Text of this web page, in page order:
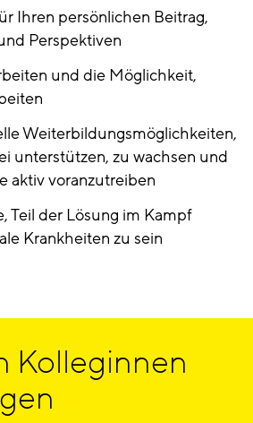
Ihren persönlichen Beitrag,
Perspektiven
und die Möglichkeit,
Weiterbildungsmöglichkeiten,
unterstützen, zu wachsen und
aktiv voranzutreiben
Teil der Lösung im Kampf
Krankheiten zu sein
Kolleginnen